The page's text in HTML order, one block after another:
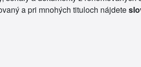
a pri mnohých tituloch nájdete